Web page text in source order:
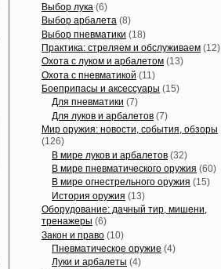
Выбор лука (6)
Выбор арбалета (8)
Выбор пневматики (18)
Практика: стреляем и обслуживаем (12)
Охота с луком и арбалетом (13)
Охота с пневматикой (11)
Боеприпасы и аксессуары (15)
Для пневматики (7)
Для луков и арбалетов (7)
Мир оружия: новости, события, обзоры
(126)
В мире луков и арбалетов (32)
В мире пневматического оружия (60)
В мире огнестрельного оружия (15)
История оружия (13)
Оборудование: дачный тир, мишени,
тренажеры (6)
Закон и право (10)
Пневматическое оружие (4)
Луки и арбалеты (4)